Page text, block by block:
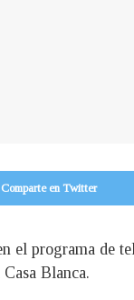
Comparte en Twitter
el programa de
Blanca.